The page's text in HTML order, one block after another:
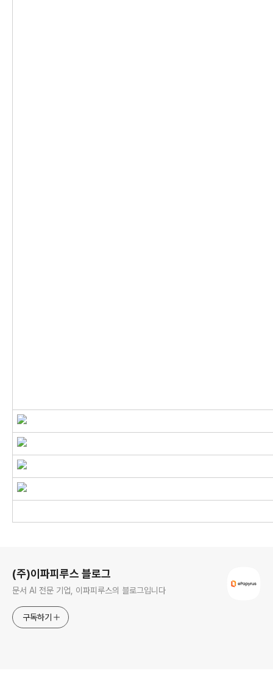
(주)이파피루스 블로그
문서 AI 전문 기업, 이파피루스의 블로그입니다
구독하기